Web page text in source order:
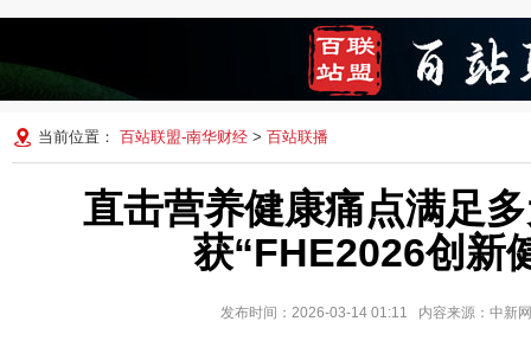
当前位置： 百站联盟-南华财经 > 百站联播
直击营养健康痛点满足
获“FHE2026创新
发布时间：2026-03-14 01:11 内容来源：中